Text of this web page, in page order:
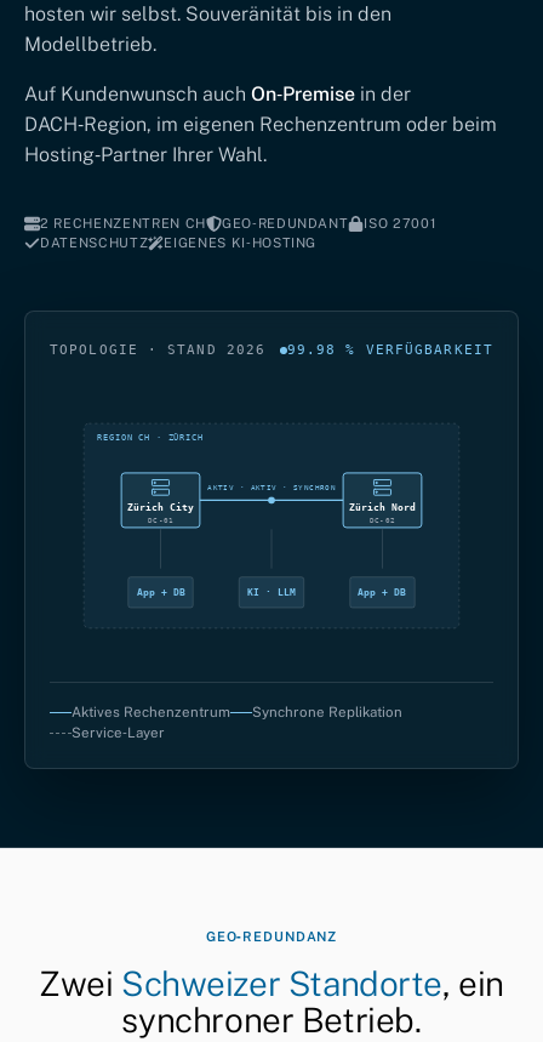
hosten wir selbst. Souveränität bis in den
Modellbetrieb.
Auf Kundenwunsch auch On‑Premise in der
DACH‑Region, im eigenen Rechenzentrum oder beim
Hosting‑Partner Ihrer Wahl.
2 RECHENZENTREN CH GEO‑REDUNDANT
ISO 27001
DATENSCHUTZ
EIGENES KI‑HOSTING
TOPOLOGIE · STAND 2026 99.98 % VERFÜGBARKEIT
REGION CH · ZÜRICH
Zürich City
DC‑01
Zürich Nord
DC‑02
AKTIV · AKTIV · SYNCHRON
App + DB KI · LLM App + DB
Aktives Rechenzentrum
Synchrone Replikation
Service‑Layer
GEO‑REDUNDANZ
Zwei Schweizer Standorte, ein
synchroner Betrieb.